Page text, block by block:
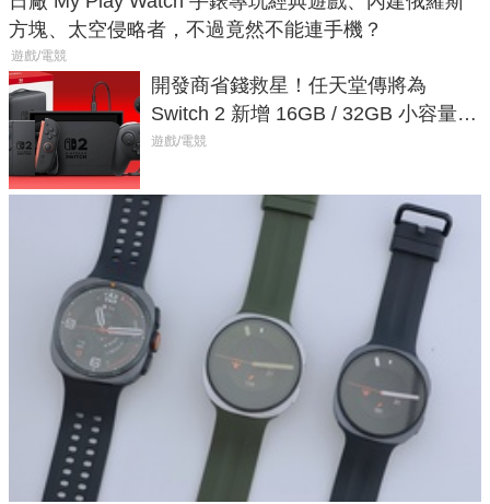
方塊、太空侵略者，不過竟然不能連手機？
遊戲/電競
開發商省錢救星！任天堂傳將為
Switch 2 新增 16GB / 32GB 小容量遊
戲卡的選擇
遊戲/電競